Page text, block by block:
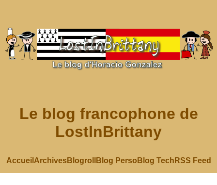
Le blog francophone de
LostInBrittany
Accueil ArchivesBlogroll Blog Perso Blog Tech RSS Feed